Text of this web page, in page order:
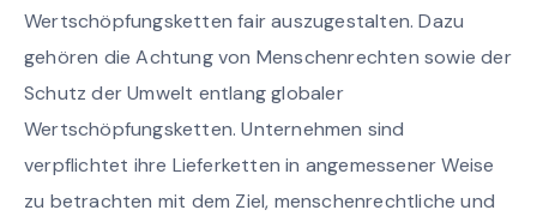
Wertschöpfungsketten fair auszugestalten. Dazu
gehören die Achtung von Menschenrechten sowie der
Schutz der Umwelt entlang globaler
Wertschöpfungsketten. Unternehmen sind
verpflichtet ihre Lieferketten in angemessener Weise
zu betrachten mit dem Ziel, menschenrechtliche und